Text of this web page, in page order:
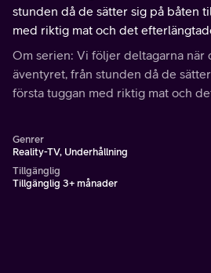
stunden då de sätter sig på båten
med riktig mat och det
och kära. Vad tyckte de om
egen insats?
Om serien: Vi följer deltagarna när
äventyret, från stunden då de
första tuggan med riktig mat och
Genrer
Reality-TV, Underhållning
Tillgänglig
Tillgänglig 3+ månader